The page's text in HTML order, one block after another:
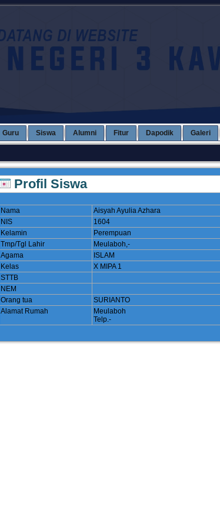
Guru Siswa Alumni Fitur Dapodik Galeri
Profil Siswa
Nama
Aisyah Ayulia Azhara
NIS
1604
Kelamin
Perempuan
Tmp/Tgl Lahir
Meulaboh,-
Agama
ISLAM
Kelas
X MIPA 1
STTB
NEM
Orang tua
SURIANTO
Alamat Rumah
Meulaboh
Telp.-